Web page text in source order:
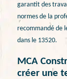
garantit des
normes de la
recommandé de
dans le 13520.
MCA
créer une